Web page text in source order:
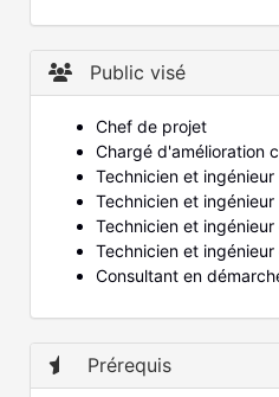
Public visé
Chef de projet
Chargé d'amélioration
Technicien et ingénieur
Technicien et
Technicien et
Technicien et
Consultant en
Prérequis